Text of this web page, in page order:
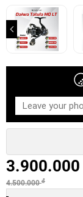
3.900.000
4.500.000đ